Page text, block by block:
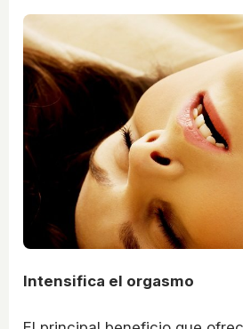
Intensifica el orgasmo